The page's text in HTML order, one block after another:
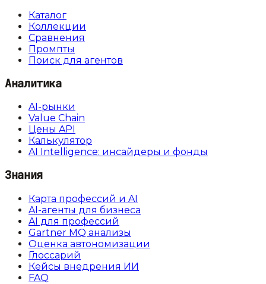
Каталог
Коллекции
Сравнения
Промпты
Поиск для агентов
Аналитика
AI-рынки
Value Chain
Цены API
Калькулятор
AI Intelligence: инсайдеры и фонды
Знания
Карта профессий и AI
AI-агенты для бизнеса
AI для профессий
Gartner MQ анализы
Оценка автономизации
Глоссарий
Кейсы внедрения ИИ
FAQ